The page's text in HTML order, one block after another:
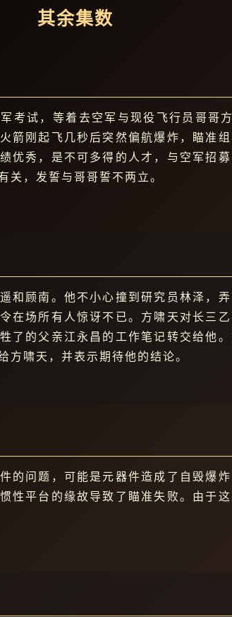
其余集数
考试，等着去空军与现役飞行员哥
箭刚起飞几秒后突然偏航爆炸，瞄准
优秀，是不可多得的人才，与空军招
关，发誓与哥哥誓不两立。
和顾南。他不小心撞到研究员林泽，
在场所有人惊讶不已。方啸天对长三
了的父亲江永昌的工作笔记转交给他
方啸天，并表示期待他的结论。
的问题，可能是元器件造成了自毁爆
性平台的缘故导致了瞄准失败。由于